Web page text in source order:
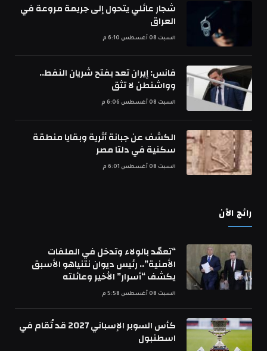
شجار عائلي يتحول إلى جريمة مروعة في
العراق
السبت 08 أغسطس 6:10 م
فانس: إيران تعد بفتح شريان النفط..
وواشنطن لا تثق
السبت 08 أغسطس 6:06 م
الكشف عن جبانة أثرية وبقايا منطقة
سكنية في دلتا مصر
السبت 08 أغسطس 6:01 م
رائج الآن
“تعهّد بالولاء وتدخل في الملفات
الأمنية”.. رئيس ديوان نتنياهو الأسبق
يكشف “أسرار” الأخير وعائلته
السبت 08 أغسطس 5:58 م
كأس السوبر الإسباني 2027 قد تُقام في
اسطنبول